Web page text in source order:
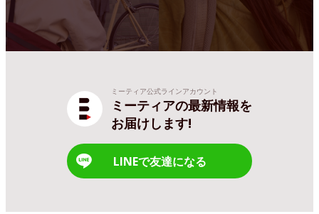
ミーティア公式ラインアカウント
ミーティアの最新情報を
お届けします!
LINEで友達になる